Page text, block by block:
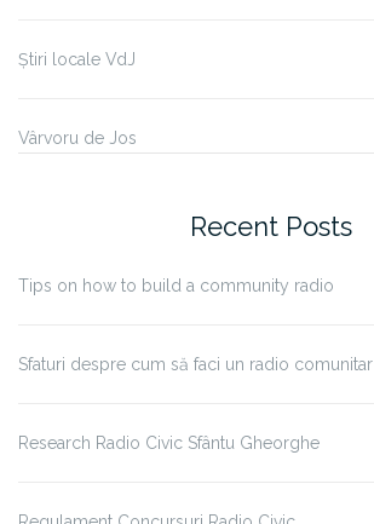
Știri locale VdJ
Vârvoru de Jos
Recent Posts
Tips on how to build a community radio
Sfaturi despre cum să faci un radio comunitar
Research Radio Civic Sfântu Gheorghe